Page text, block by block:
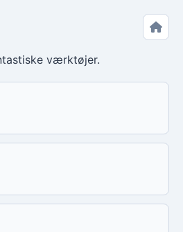
værktøjer.